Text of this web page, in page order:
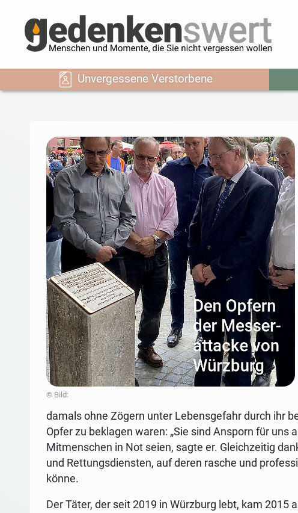
Unvergessene Verstorbene
© Bild:
damals ohne Zögern unter Lebensgefahr durch ihr
Opfer zu beklagen waren: „Sie sind Ansporn für
Mitmenschen in Not seien, sagte er. Gleichzeitig
und Rettungsdiensten, auf deren rasche und
könne.
Der Täter, der seit 2019 in Würzburg lebt, kam